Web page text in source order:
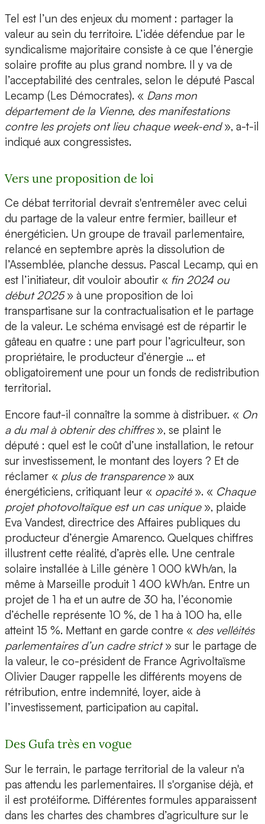
Tel est l’un des enjeux du moment : partager la
valeur au sein du territoire. L’idée défendue par le
syndicalisme majoritaire consiste à ce que l’énergie
solaire profite au plus grand nombre. Il y va de
l’acceptabilité des centrales, selon le député Pascal
Lecamp (Les Démocrates). « Dans mon
département de la Vienne, des manifestations
contre les projets ont lieu chaque week-end», a-t-il
indiqué aux congressistes.
Vers une proposition de loi
Ce débat territorial devrait s'entremêler avec celui
du partage de la valeur entre fermier, bailleur et
énergéticien. Un groupe de travail parlementaire,
relancé en septembre après la dissolution de
l’Assemblée, planche dessus. Pascal Lecamp, qui en
est l’initiateur, dit vouloir aboutir « fin 2024 ou
début 2025» à une proposition de loi
transpartisane sur la contractualisation et le partage
de la valeur. Le schéma envisagé est de répartir le
gâteau en quatre : une part pour l’agriculteur, son
propriétaire, le producteur d’énergie ... et
obligatoirement une pour un fonds de redistribution
territorial.
Encore faut-il connaître la somme à distribuer. « On
a du mal à obtenir des chiffres», se plaint le
député : quel est le coût d’une installation, le retour
sur investissement, le montant des loyers ? Et de
réclamer « plus de transparence» aux
énergéticiens, critiquant leur « opacité». « Chaque
projet photovoltaïque est un cas unique», plaide
Eva Vandest, directrice des Affaires publiques du
producteur d’énergie Amarenco. Quelques chiffres
illustrent cette réalité, d’après elle. Une centrale
solaire installée à Lille génère 1 000 kWh/an, la
même à Marseille produit 1 400 kWh/an. Entre un
projet de 1 ha et un autre de 30 ha, l’économie
d’échelle représente 10 %, de 1 ha à 100 ha, elle
atteint 15 %. Mettant en garde contre « des velléités
parlementaires d’un cadre strict» sur le partage de
la valeur, le co-président de France Agrivoltaïsme
Olivier Dauger rappelle les différents moyens de
rétribution, entre indemnité, loyer, aide à
l’investissement, participation au capital.
Des Gufa très en vogue
Sur le terrain, le partage territorial de la valeur n'a
pas attendu les parlementaires. Il s'organise déjà, et
il est protéiforme. Différentes formules apparaissent
dans les chartes des chambres d’agriculture sur le